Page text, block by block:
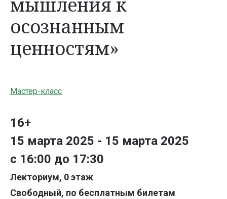
мышления к
осознанным
ценностям»
Мастер-класс
16+
15 марта 2025 - 15 марта 2025
с 16:00 до 17:30
Лекториум, 0 этаж
Свободный, по бесплатным билетам